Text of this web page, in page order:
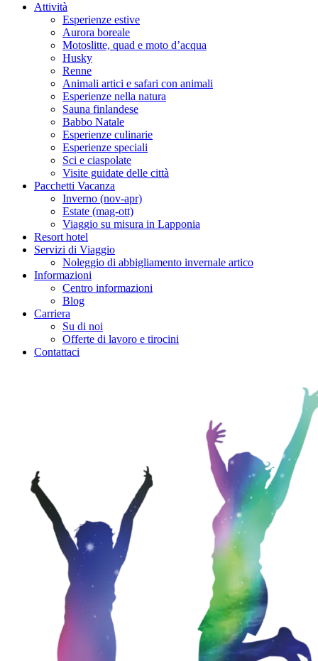
Attività
Esperienze estive
Aurora boreale
Motoslitte, quad e moto d’acqua
Husky
Renne
Animali artici e safari con animali
Esperienze nella natura
Sauna finlandese
Babbo Natale
Esperienze culinarie
Esperienze speciali
Sci e ciaspolate
Visite guidate delle città
Pacchetti Vacanza
Inverno (nov-apr)
Estate (mag-ott)
Viaggio su misura in Lapponia
Resort hotel
Servizi di Viaggio
Noleggio di abbigliamento invernale artico
Informazioni
Centro informazioni
Blog
Carriera
Su di noi
Offerte di lavoro e tirocini
Contattaci